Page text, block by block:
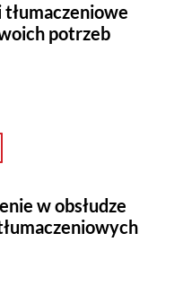
tłumaczeniowe
potrzeb
w obsłudze